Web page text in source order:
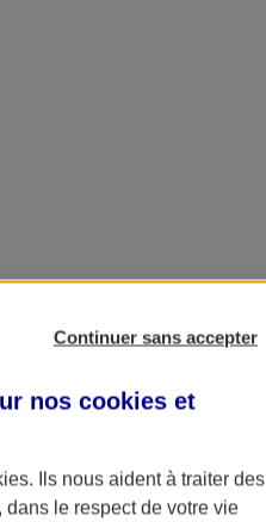
Continuer sans accepter
nos cookies et
. Ils nous aident à traiter des
le respect de votre vie